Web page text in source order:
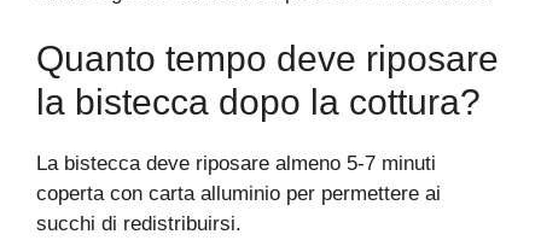
Quanto tempo deve riposare
la bistecca dopo la cottura?
La bistecca deve riposare almeno 5-7 minuti
coperta con carta alluminio per permettere ai
succhi di redistribuirsi.